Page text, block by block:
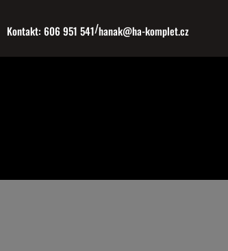
naKontakt: 606 951 541/hanak@ha-komplet.cz